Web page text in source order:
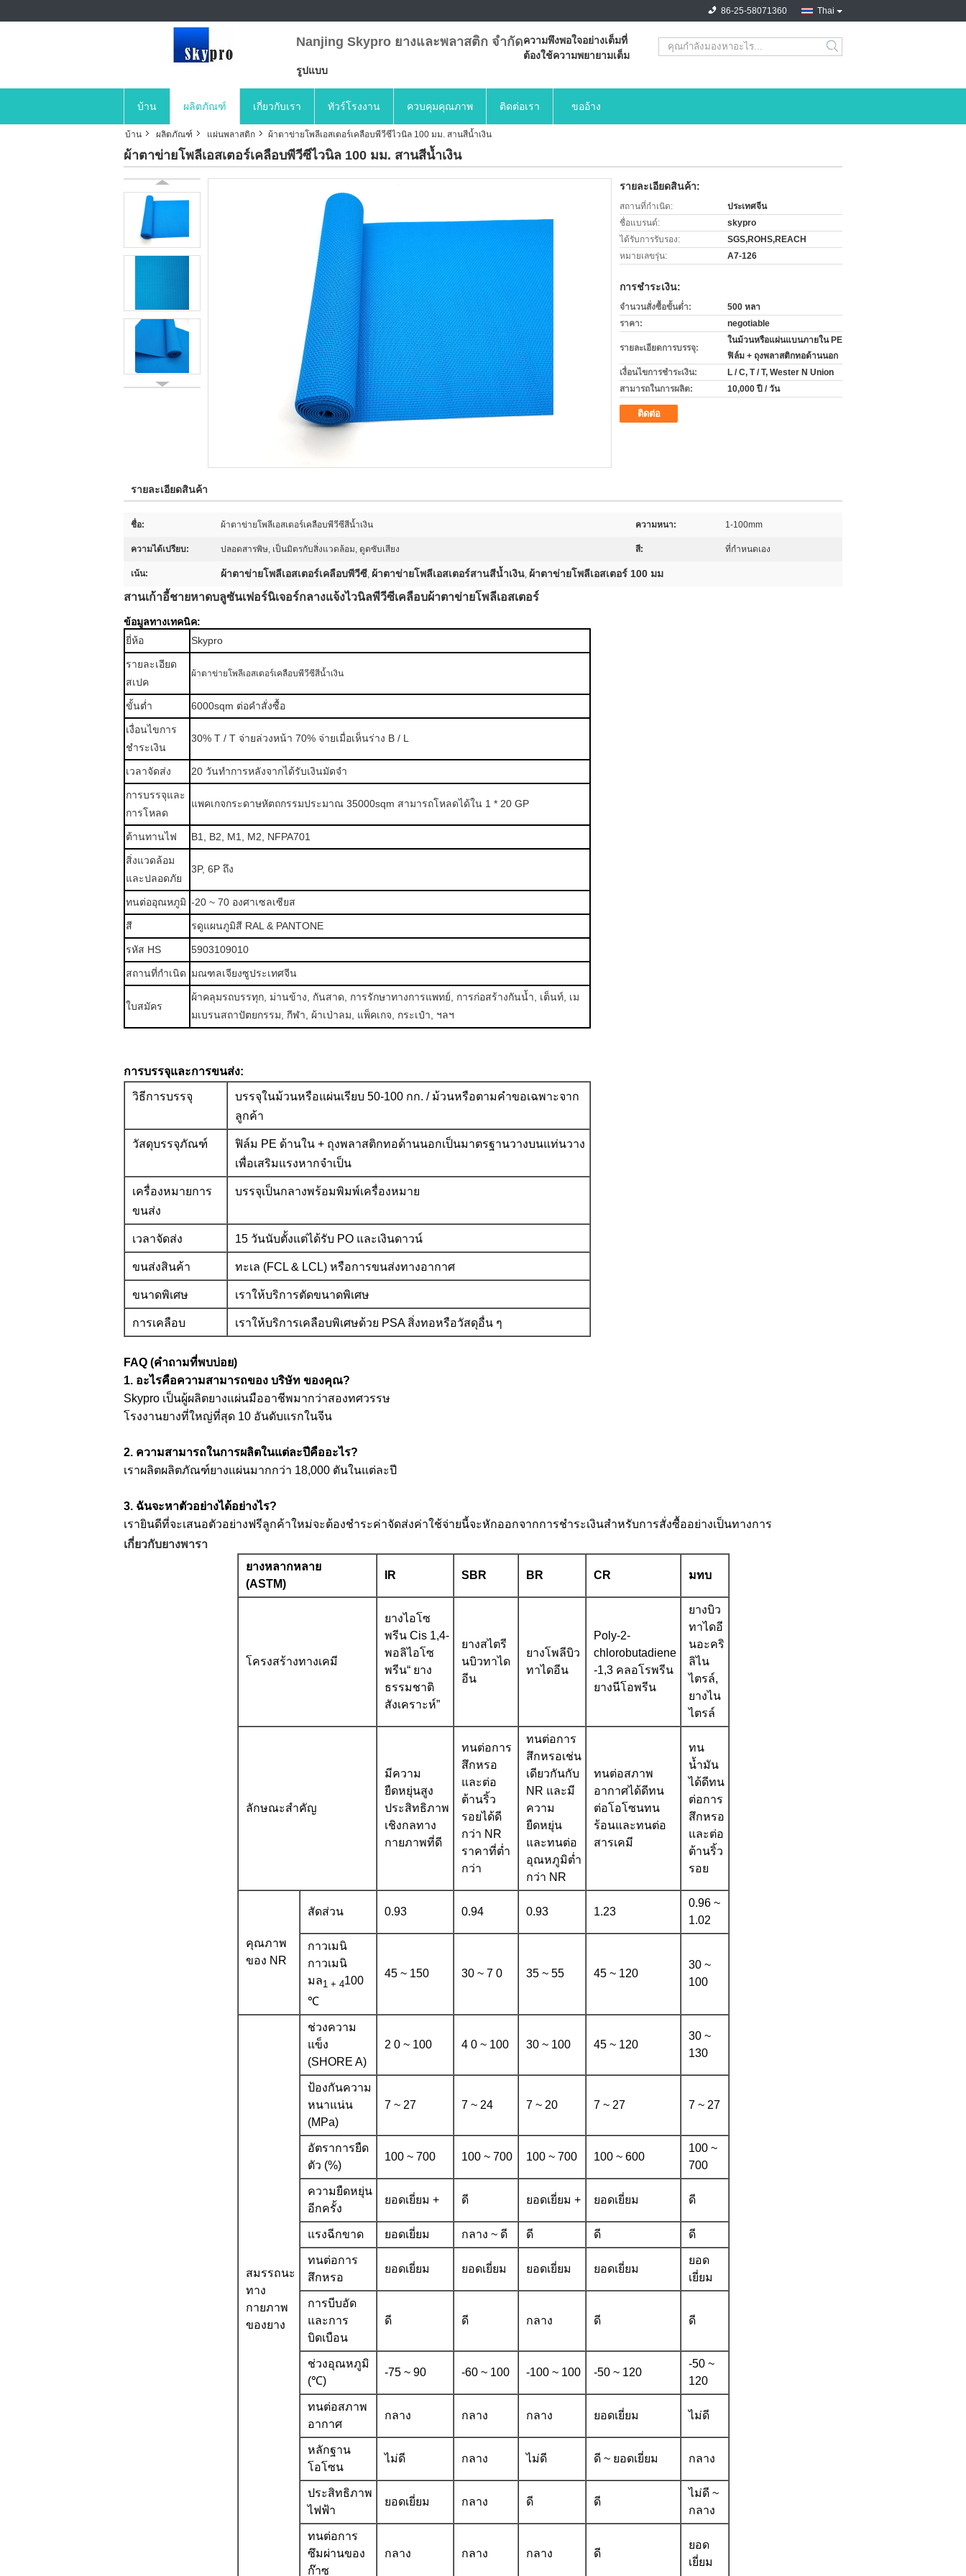
Thai
86-25-58071360
Nanjing Skypro ยางและพลาสติก จำกัดความพึงพอใจอย่างเต็มที่
ต้องใช้ความพยายามเต็ม
รูปแบบ
search
บ้าน ผลิตภัณฑ์ เกี่ยวกับเรา ทัวร์โรงงาน ควบคุมคุณภาพ ติดต่อเรา ขออ้าง
บ้าน ผลิตภัณฑ์ แผ่นพลาสติก ผ้าตาข่ายโพลีเอสเตอร์เคลือบพีวีซีไวนิล 100 มม. สานสีน้ำเงิน
ผ้าตาข่ายโพลีเอสเตอร์เคลือบพีวีซีไวนิล 100 มม. สานสีน้ำเงิน
รายละเอียดสินค้า:
สถานที่กำเนิด:
ประเทศจีน
ชื่อแบรนด์:
skypro
ได้รับการรับรอง:
SGS,ROHS,REACH
หมายเลขรุ่น:
A7-126
การชำระเงิน:
จำนวนสั่งซื้อขั้นต่ำ:
500 หลา
ราคา:
negotiable
รายละเอียดการบรรจุ:
ในม้วนหรือแผ่นแบนภายใน PE
ฟิล์ม + ถุงพลาสติกทอด้านนอก
เงื่อนไขการชำระเงิน:
L / C, T / T, Wester N Union
สามารถในการผลิต:
10,000 ปี / วัน
ติดต่อ
รายละเอียดสินค้า
ชื่อ: ผ้าตาข่ายโพลีเอสเตอร์เคลือบพีวีซีสีน้ำเงิน ความหนา: 1-100mm
ความได้เปรียบ: ปลอดสารพิษ, เป็นมิตรกับสิ่งแวดล้อม, ดูดซับเสียง สี: ที่กำหนดเอง
เน้น: ผ้าตาข่ายโพลีเอสเตอร์เคลือบพีวีซี, ผ้าตาข่ายโพลีเอสเตอร์สานสีน้ำเงิน, ผ้าตาข่ายโพลีเอสเตอร์ 100 มม
สานเก้าอี้ชายหาดบลูซันเฟอร์นิเจอร์กลางแจ้งไวนิลพีวีซีเคลือบผ้าตาข่ายโพลีเอสเตอร์
ข้อมูลทางเทคนิค:
ยี่ห้อ
Skypro
รายละเอียด
สเปค
ผ้าตาข่ายโพลีเอสเตอร์เคลือบพีวีซีสีน้ำเงิน
ขั้นต่ำ 6000sqm ต่อคำสั่งซื้อ
เงื่อนไขการ
ชำระเงิน
30% T / T จ่ายล่วงหน้า 70% จ่ายเมื่อเห็นร่าง B / L
เวลาจัดส่ง 20 วันทำการหลังจากได้รับเงินมัดจำ
การบรรจุและ
การโหลด
แพคเกจกระดาษหัตถกรรมประมาณ 35000sqm สามารถโหลดได้ใน 1 * 20 GP
ต้านทานไฟ B1, B2, M1, M2, NFPA701
สิ่งแวดล้อม
และปลอดภัย
3P, 6P ถึง
ทนต่ออุณหภูมิ -20 ~ 70 องศาเซลเซียส
สี รดูแผนภูมิสี RAL & PANTONE
รหัส HS 5903109010
สถานที่กำเนิด มณฑลเจียงซูประเทศจีน
ใบสมัคร
ผ้าคลุมรถบรรทุก, ม่านข้าง, กันสาด, การรักษาทางการแพทย์, การก่อสร้างกันน้ำ, เต็นท์, เม
มเบรนสถาปัตยกรรม, กีฬา, ผ้าเป่าลม, แพ็คเกจ, กระเป๋า, ฯลฯ
การบรรจุและการขนส่ง:
วิธีการบรรจุ
บรรจุในม้วนหรือแผ่นเรียบ 50-100 กก. / ม้วนหรือตามคำขอเฉพาะจาก
ลูกค้า
วัสดุบรรจุภัณฑ์
ฟิล์ม PE ด้านใน + ถุงพลาสติกทอด้านนอกเป็นมาตรฐานวางบนแท่นวาง
เพื่อเสริมแรงหากจำเป็น
เครื่องหมายการ
ขนส่ง
บรรจุเป็นกลางพร้อมพิมพ์เครื่องหมาย
เวลาจัดส่ง 15 วันนับตั้งแต่ได้รับ PO และเงินดาวน์
ขนส่งสินค้า ทะเล (FCL & LCL) หรือการขนส่งทางอากาศ
ขนาดพิเศษ เราให้บริการตัดขนาดพิเศษ
การเคลือบ เราให้บริการเคลือบพิเศษด้วย PSA สิ่งทอหรือวัสดุอื่น ๆ
FAQ (คำถามที่พบบ่อย)
1. อะไรคือความสามารถของ บริษัท ของคุณ?
Skypro เป็นผู้ผลิตยางแผ่นมืออาชีพมากว่าสองทศวรรษ
โรงงานยางที่ใหญ่ที่สุด 10 อันดับแรกในจีน
2. ความสามารถในการผลิตในแต่ละปีคืออะไร?
เราผลิตผลิตภัณฑ์ยางแผ่นมากกว่า 18,000 ตันในแต่ละปี
3. ฉันจะหาตัวอย่างได้อย่างไร?
เรายินดีที่จะเสนอตัวอย่างฟรีลูกค้าใหม่จะต้องชำระค่าจัดส่งค่าใช้จ่ายนี้จะหักออกจากการชำระเงินสำหรับการสั่งซื้ออย่างเป็นทางการ
เกี่ยวกับยางพารา
ยางหลากหลาย
(ASTM)
IR SBR BR CR มทบ
โครงสร้างทางเคมี
ยางไอโซ
พรีน Cis 1,4-
พอลิไอโซ
พรีน“ ยาง
ธรรมชาติ
สังเคราะห์”
ยางสไตรี
นบิวทาได
อีน
ยางโพลีบิว
ทาไดอีน
Poly-2-
chlorobutadiene
-1,3 คลอโรพรีน
ยางนีโอพรีน
ยางบิว
ทาไดอี
นอะคริ
ลิไน
ไตรล์,
ยางไน
ไตรล์
ลักษณะสำคัญ
มีความ
ยืดหยุ่นสูง
ประสิทธิภาพ
เชิงกลทาง
กายภาพที่ดี
ทนต่อการ
สึกหรอ
และต่อ
ต้านริ้ว
รอยได้ดี
กว่า NR
ราคาที่ต่ำ
กว่า
ทนต่อการ
สึกหรอเช่น
เดียวกันกับ
NR และมี
ความ
ยืดหยุ่น
และทนต่อ
อุณหภูมิต่ำ
กว่า NR
ทนต่อสภาพ
อากาศได้ดีทน
ต่อโอโซนทน
ร้อนและทนต่อ
สารเคมี
ทน
น้ำมัน
ได้ดีทน
ต่อการ
สึกหรอ
และต่อ
ต้านริ้ว
รอย
คุณภาพ
ของ NR
สัดส่วน 0.93 0.94 0.93 1.23
0.96 ~
1.02
กาวเมนิ
กาวเมนิ
มล1 + 4100
℃
45 ~ 150 30 ~ 7 0 35 ~ 55 45 ~ 120
30 ~
100
สมรรถนะ
ทาง
กายภาพ
ของยาง
ช่วงความ
แข็ง
(SHORE A)
2 0 ~ 100 4 0 ~ 100 30 ~ 100 45 ~ 120
30 ~
130
ป้องกันความ
หนาแน่น
(MPa)
7 ~ 27 7 ~ 24 7 ~ 20 7 ~ 27 7 ~ 27
อัตราการยืด
ตัว (%)
100 ~ 700 100 ~ 700 100 ~ 700 100 ~ 600
100 ~
700
ความยืดหยุ่น
อีกครั้ง
ยอดเยี่ยม + ดี ยอดเยี่ยม + ยอดเยี่ยม ดี
แรงฉีกขาด ยอดเยี่ยม กลาง ~ ดี ดี ดี ดี
ทนต่อการ
สึกหรอ
ยอดเยี่ยม ยอดเยี่ยม ยอดเยี่ยม ยอดเยี่ยม
ยอด
เยี่ยม
การบีบอัด
และการ
บิดเบือน
ดี ดี กลาง ดี ดี
ช่วงอุณหภูมิ
(℃)
-75 ~ 90 -60 ~ 100 -100 ~ 100 -50 ~ 120
-50 ~
120
ทนต่อสภาพ
อากาศ
กลาง กลาง กลาง ยอดเยี่ยม ไม่ดี
หลักฐาน
โอโซน
ไม่ดี กลาง ไม่ดี ดี ~ ยอดเยี่ยม กลาง
ประสิทธิภาพ
ไฟฟ้า
ยอดเยี่ยม กลาง ดี ดี
ไม่ดี ~
กลาง
ทนต่อการ
ซึมผ่านของ
ก๊าซ
กลาง กลาง กลาง ดี
ยอด
เยี่ยม